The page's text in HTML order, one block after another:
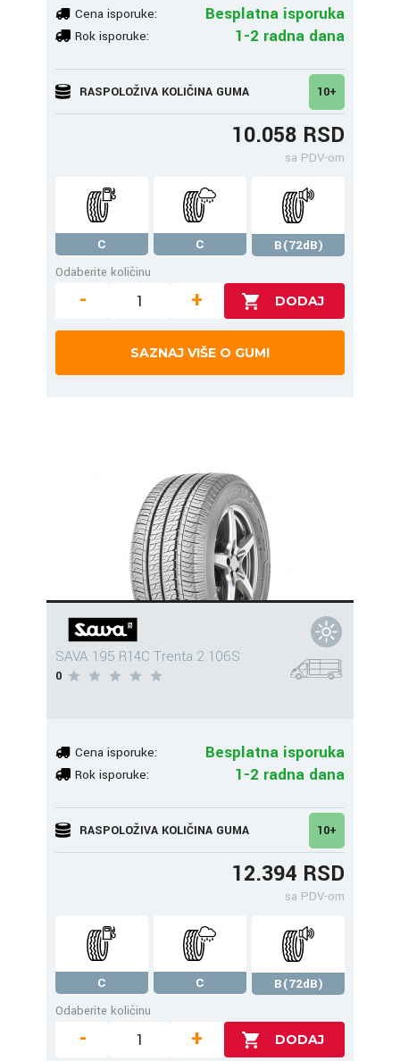
Cena isporuke: Besplatna isporuka
Rok isporuke: 1-2 radna dana
RASPOLOŽIVA KOLIČINA GUMA 10+
10.058 RSD
sa PDV-om
C C
B(72dB)
Odaberite količinu
- +
SAZNAJ VIŠE O GUMI
SAVA 195 R14C Trenta 2 106S
0
Cena isporuke: Besplatna isporuka
Rok isporuke: 1-2 radna dana
RASPOLOŽIVA KOLIČINA GUMA 10+
12.394 RSD
sa PDV-om
C C
B(72dB)
Odaberite količinu
- +